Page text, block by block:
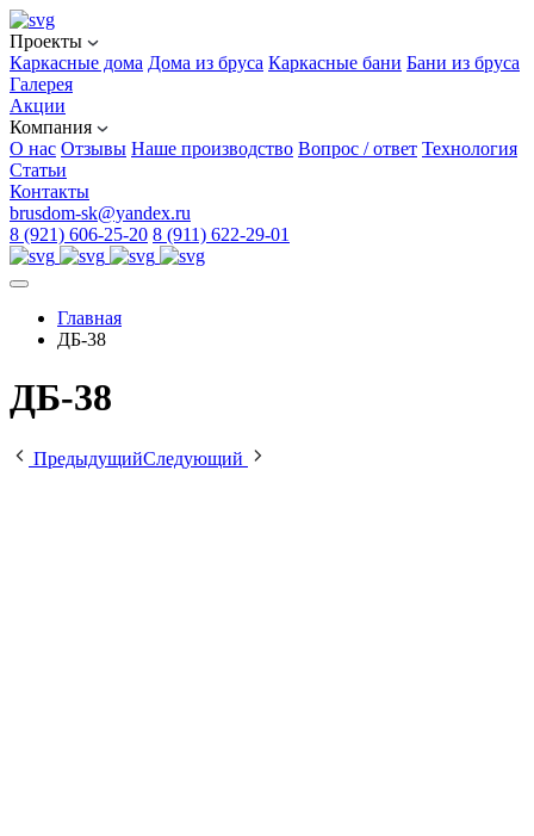
Проекты
Каркасные дома Дома из бруса Каркасные бани Бани из бруса
Галерея
Акции
Компания
О нас Отзывы Наше производство Вопрос / ответ Технология
Статьи
Контакты
brusdom-sk@yandex.ru
8 (921) 606-25-20 8 (911) 622-29-01
Главная
ДБ-38
ДБ-38
ПредыдущийСледующий